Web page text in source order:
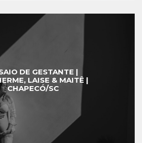
DE GESTANTE |
LAISE & MAITÊ |
CHAPECÓ/SC